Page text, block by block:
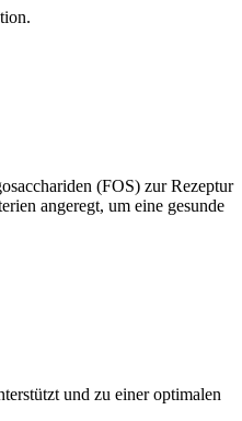
(FOS) zur Rezeptur
angeregt, um eine gesunde
und zu einer optimalen